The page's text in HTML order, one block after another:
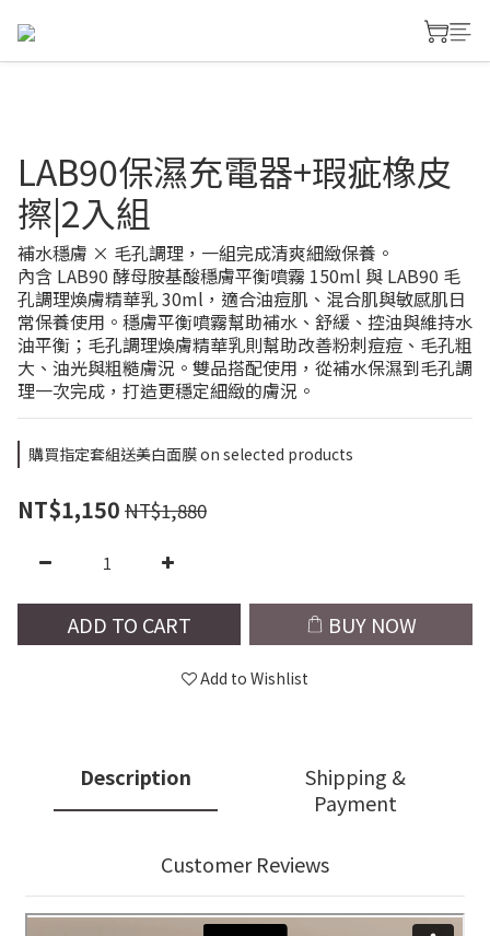
LAB90保濕充電器+瑕疵橡皮
擦|2入組
補水穩膚 × 毛孔調理，一組完成清爽細緻保養。
內含 LAB90 酵母胺基酸穩膚平衡噴霧 150ml 與 LAB90 毛
孔調理煥膚精華乳 30ml，適合油痘肌、混合肌與敏感肌日
常保養使用。穩膚平衡噴霧幫助補水、舒緩、控油與維持水
油平衡；毛孔調理煥膚精華乳則幫助改善粉刺痘痘、毛孔粗
大、油光與粗糙膚況。雙品搭配使用，從補水保濕到毛孔調
理一次完成，打造更穩定細緻的膚況。
購買指定套組送美白面膜 on selected products
NT$1,150 NT$1,880
ADD TO CART BUY NOW
Add to Wishlist
Description
Shipping &
Payment
Customer Reviews